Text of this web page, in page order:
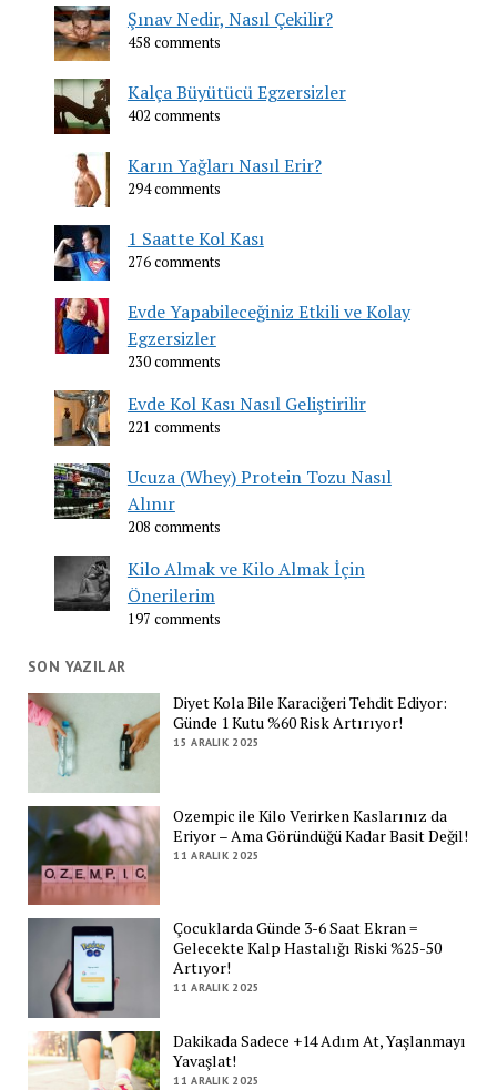
Şınav Nedir, Nasıl Çekilir?
458 comments
Kalça Büyütücü Egzersizler
402 comments
Karın Yağları Nasıl Erir?
294 comments
1 Saatte Kol Kası
276 comments
Evde Yapabileceğiniz Etkili ve Kolay
Egzersizler
230 comments
Evde Kol Kası Nasıl Geliştirilir
221 comments
Ucuza (Whey) Protein Tozu Nasıl
Alınır
208 comments
Kilo Almak ve Kilo Almak İçin
Önerilerim
197 comments
SON YAZILAR
Diyet Kola Bile Karaciğeri Tehdit Ediyor:
Günde 1 Kutu %60 Risk Artırıyor!
15 ARALIK 2025
Ozempic ile Kilo Verirken Kaslarınız da
Eriyor – Ama Göründüğü Kadar Basit Değil!
11 ARALIK 2025
Çocuklarda Günde 3-6 Saat Ekran =
Gelecekte Kalp Hastalığı Riski %25-50
Artıyor!
11 ARALIK 2025
Dakikada Sadece +14 Adım At, Yaşlanmayı
Yavaşlat!
11 ARALIK 2025